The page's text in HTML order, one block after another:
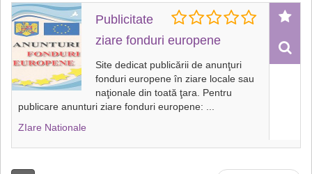
Publicitate
ziare fonduri europene
Site dedicat publicării de anunţuri
fonduri europene în ziare locale sau
naţionale din toată ţara. Pentru
publicare anunturi ziare fonduri europene:
ZIare Nationale